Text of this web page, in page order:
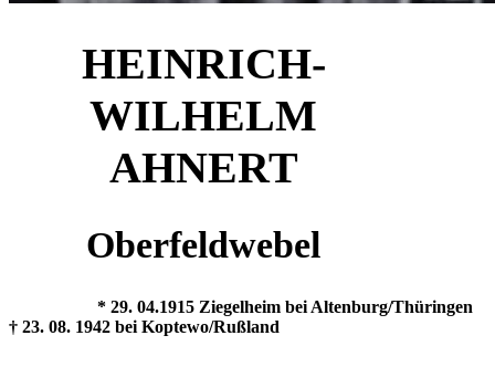
HEINRICH-
WILHELM
AHNERT
Oberfeldwebel
* 29. 04.1915 Ziegelheim bei Altenburg/Thüringen
† 23. 08. 1942 bei Koptewo/Rußland